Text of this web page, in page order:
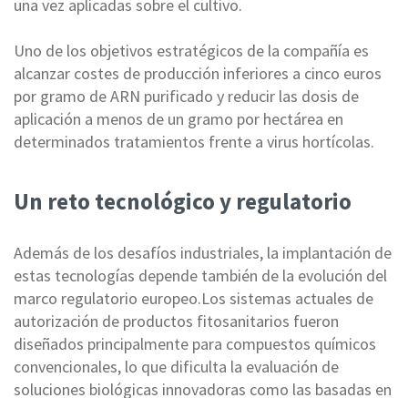
una vez aplicadas sobre el cultivo.
Uno de los objetivos estratégicos de la compañía es
alcanzar costes de producción inferiores a cinco euros
por gramo de ARN purificado y reducir las dosis de
aplicación a menos de un gramo por hectárea en
determinados tratamientos frente a virus hortícolas.
Un reto tecnológico y regulatorio
Además de los desafíos industriales, la implantación de
estas tecnologías depende también de la evolución del
marco regulatorio europeo.Los sistemas actuales de
autorización de productos fitosanitarios fueron
diseñados principalmente para compuestos químicos
convencionales, lo que dificulta la evaluación de
soluciones biológicas innovadoras como las basadas en